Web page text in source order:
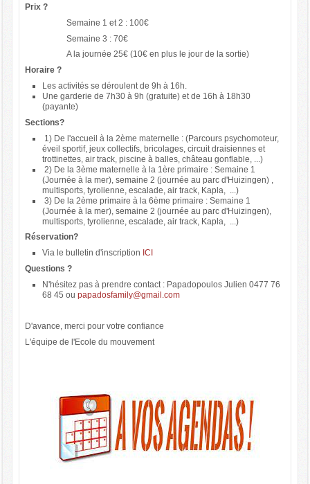
Prix ?
Semaine 1 et 2 : 100€
Semaine 3 : 70€
A la journée 25€ (10€ en plus le jour de la sortie)
Horaire ?
Les activités se déroulent de 9h à 16h.
Une garderie de 7h30 à 9h (gratuite) et de 16h à 18h30
(payante)
Sections?
1) De l'accueil à la 2ème maternelle : (Parcours psychomoteur,
éveil sportif, jeux collectifs, bricolages, circuit draisiennes et
trottinettes, air track, piscine à balles, château gonflable, ...)
2) De la 3ème maternelle à la 1ère primaire : Semaine 1
(Journée à la mer), semaine 2 (journée au parc d'Huizingen) ,
multisports, tyrolienne, escalade, air track, Kapla, ...)
3) De la 2ème primaire à la 6ème primaire : Semaine 1
(Journée à la mer), semaine 2 (journée au parc d'Huizingen),
multisports, tyrolienne, escalade, air track, Kapla, ...)
Réservation?
Via le bulletin d'inscription ICI
Questions ?
N'hésitez pas à prendre contact : Papadopoulos Julien 0477 76
68 45 ou papadosfamily@gmail.com
D'avance, merci pour votre confiance
L'équipe de l'Ecole du mouvement